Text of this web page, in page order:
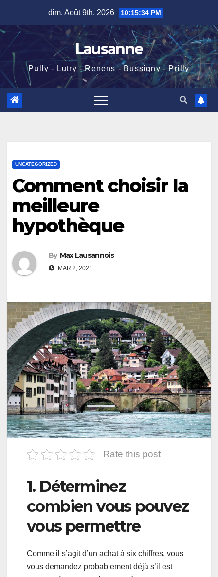
content
dim. Août 9th, 2026 10:15:35 PM
Lausanne
Pully - Lutry - Renens - Bussigny - Prilly
UNCATEGORIZED
Comment choisir la
meilleure
hypothèque
By Max Lausannois
MAR 2, 2021
Rate this post
1. Déterminez
combien vous pouvez
vous permettre
Comme il s’agit d’un achat à six chiffres, vous
vous demandez probablement déjà s’il est